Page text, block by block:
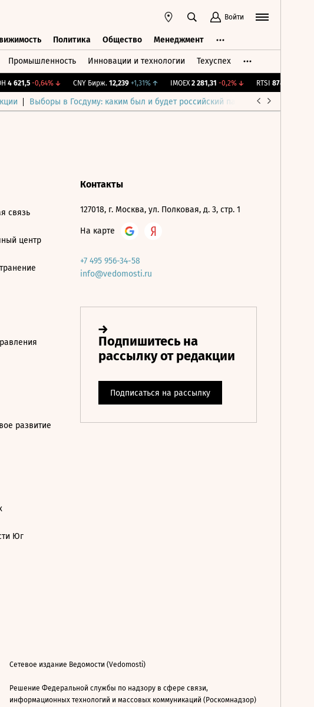
Войти
Политика Общество Менеджмент
Промышленность Инновации и технологии Техуспех
4 621,5 -0,64%↓ CNY Бирж. 12,239 +1,31%↑ IMOEX 2 281,31 -0,2%↓ RTSI 874,64
Выборы в Госдуму: каким был и будет российский парламент
связь
центр
развитие
Юг
Контакты
127018, г. Москва, ул. Полковая, д. 3, стр. 1
На карте
+7 495 956-34-58
info@vedomosti.ru
Сетевое издание Ведомости (Vedomosti)
Решение Федеральной службы по надзору в сфере связи,
информационных технологий и массовых коммуникаций (Роскомнадзор)